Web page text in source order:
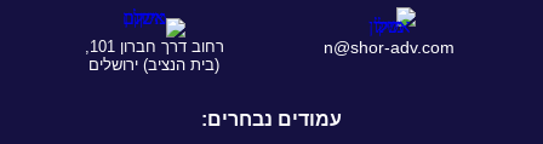
n@shor-adv.com
רחוב דרך חברון 101,
(בית הנציב) ירושלים
עמודים נבחרים: